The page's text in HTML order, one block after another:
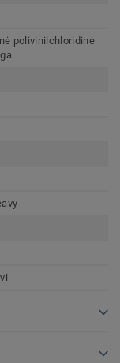
polivinilchloridinė